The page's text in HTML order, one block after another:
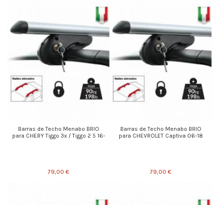
Barras de Techo Menabo BRIO
para CHERY Tiggo 3x / Tiggo 2 5 16-
79,00 €
Barras de Techo Menabo BRIO
para CHEVROLET Captiva 06-18
79,00 €